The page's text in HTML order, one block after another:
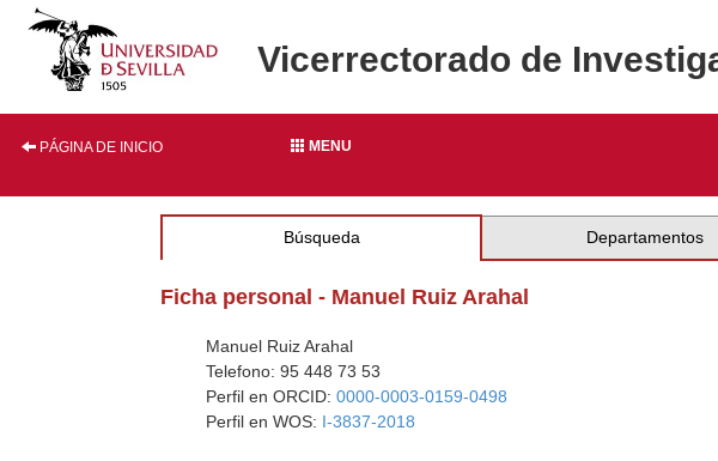
Vicerrectorado de
PÁGINA DE INICIO MENU
Búsqueda Departamentos
Ficha personal - Manuel Ruiz Arahal
Manuel Ruiz Arahal
Telefono: 95 448 73 53
Perfil en ORCID:0000-0003-0159-0498
Perfil en WOS: I-3837-2018